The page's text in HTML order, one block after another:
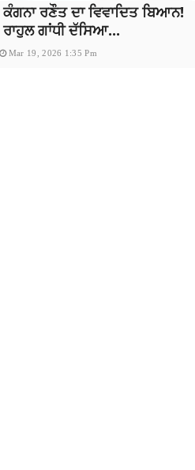
ਕੰਗਨਾ ਰਣੌਤ ਦਾ ਵਿਵਾਦਿਤ ਬਿਆਨ!
ਰਾਹੁਲ ਗਾਂਧੀ ਦੱਸਿਆ...
Mar 19, 2026 1:35 Pm